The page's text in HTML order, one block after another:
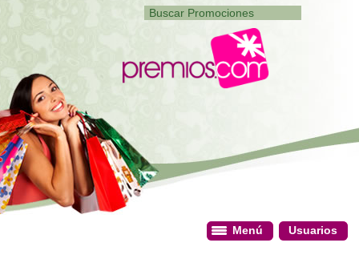
Menú
Menú Usuarios
Usuarios